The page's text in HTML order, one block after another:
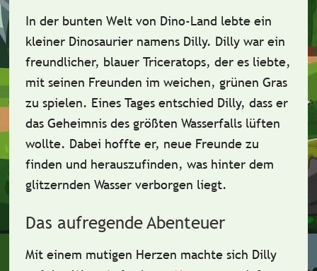
In der bunten Welt von Dino-Land lebte ein
kleiner Dinosaurier namens Dilly. Dilly war ein
freundlicher, blauer Triceratops, der es liebte,
mit seinen Freunden im weichen, grünen Gras
zu spielen. Eines Tages entschied Dilly, dass er
das Geheimnis des größten Wasserfalls lüften
wollte. Dabei hoffte er, neue Freunde zu
finden und herauszufinden, was hinter dem
glitzernden Wasser verborgen liegt.
Das aufregende Abenteuer
Mit einem mutigen Herzen machte sich Dilly